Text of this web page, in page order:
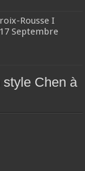
Rousse I
Septembre
style Chen à